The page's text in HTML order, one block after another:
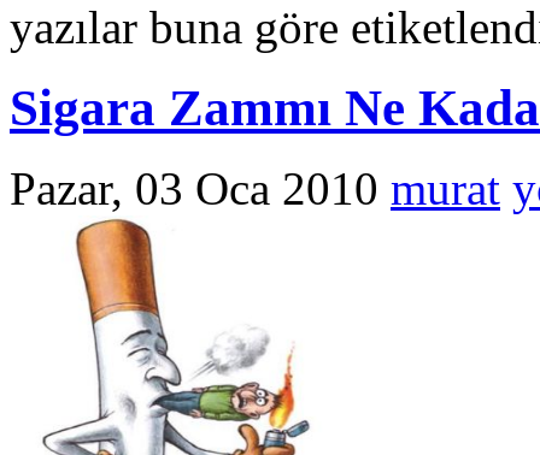
yazılar buna göre
Sigara Zammı Ne
Pazar, 03 Oca 2010 murat